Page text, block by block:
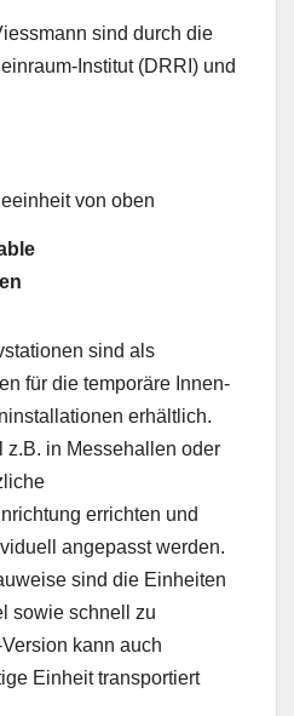
sind durch die
Institut (DRRI) und
von oben
sind als
für die temporäre Innen-
erhältlich.
z.B. in Messehallen oder
errichten und
angepasst werden.
sind die Einheiten
sowie schnell zu
kann auch
Einheit transportiert